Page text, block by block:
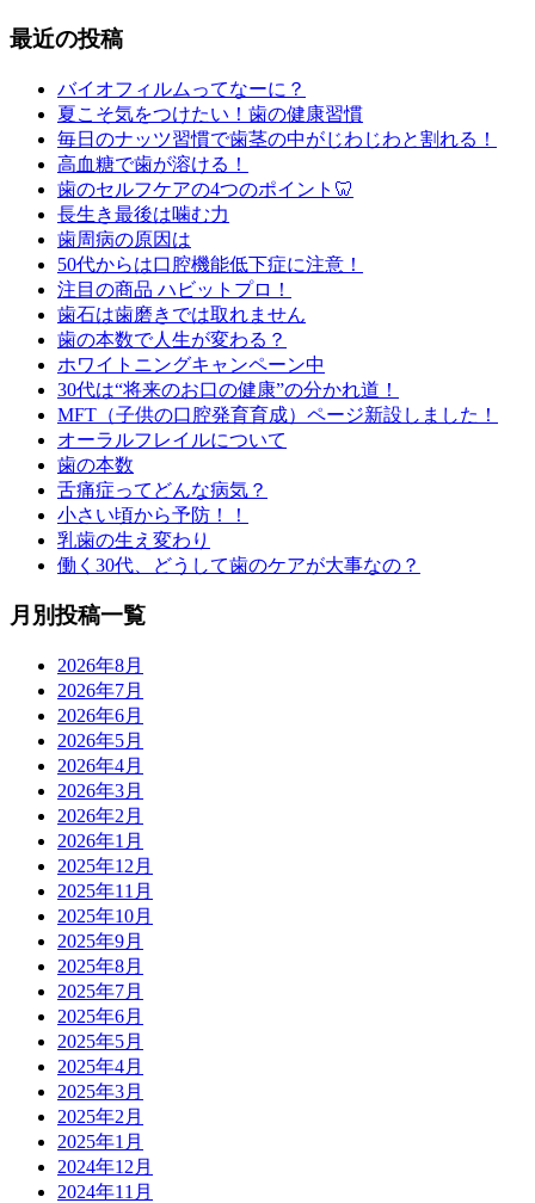
最近の投稿
バイオフィルムってなーに？
夏こそ気をつけたい！歯の健康習慣
毎日のナッツ習慣で歯茎の中がじわじわと割れる！
高血糖で歯が溶ける！
歯のセルフケアの4つのポイント🦷
長生き最後は噛む力
歯周病の原因は
50代からは口腔機能低下症に注意！
注目の商品 ハビットプロ！
歯石は歯磨きでは取れません
歯の本数で人生が変わる？
ホワイトニングキャンペーン中
30代は“将来のお口の健康”の分かれ道！
MFT（子供の口腔発育育成）ページ新設しました！
オーラルフレイルについて
歯の本数
舌痛症ってどんな病気？
小さい頃から予防！！
乳歯の生え変わり
働く30代、どうして歯のケアが大事なの？
月別投稿一覧
2026年8月
2026年7月
2026年6月
2026年5月
2026年4月
2026年3月
2026年2月
2026年1月
2025年12月
2025年11月
2025年10月
2025年9月
2025年8月
2025年7月
2025年6月
2025年5月
2025年4月
2025年3月
2025年2月
2025年1月
2024年12月
2024年11月